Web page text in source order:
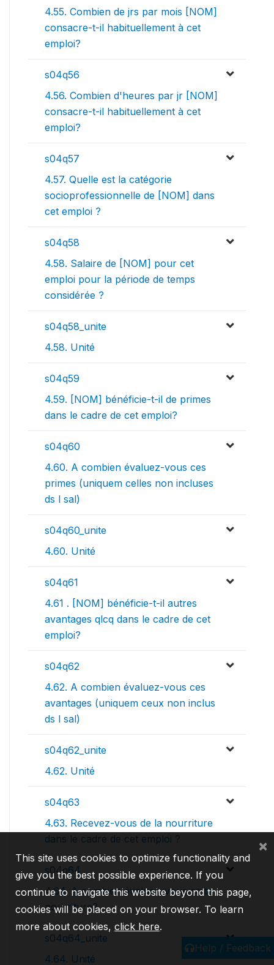
4.55. Combien de jrs par mois [NOM]
consacre-t-il habituellement à cet
emploi?
s04q56
4.56. Combien d'heures par jr [NOM]
consacre-t-il habituellement à cet
emploi?
s04q57
4.57. Quelle est la catégorie
socioprofessionnelle de [NOM] dans
cet emploi ?
s04q58
4.58. Salaire de [NOM] pour cet
emploi pour la période de temps
considérée ?
s04q58_unite
4.58. Unité
s04q59
4.59. [NOM] bénéficie-t-il de primes
dans le cadre de cet emploi?
s04q60
4.60. A combien évaluez-vous ces
primes (uniquem celles non incluses
ds l sal)
s04q60_unite
4.60. Unité
s04q61
4.61 . [NOM] bénéficie-t-il autres
avantages qlcq dans le cadre de cet
emploi?
s04q62
4.62. A combien évaluez-vous ces
avantages (uniquem ceux non inclus
ds l sal)
s04q62_unite
4.62. Unité
s04q63
4.63. Recevez-vous de la nourriture
dans le cadre de cet emploi ?
s04q64
4.64. A combien évaluez-vous cette
nourriture?
s04q64_unite
4.64. Unité
Help / Feedback
This site uses cookies to optimize functionality and
give you the best possible experience. If you
continue to navigate this website beyond this page,
cookies will be placed on your browser. To learn
more about cookies, click here.
×